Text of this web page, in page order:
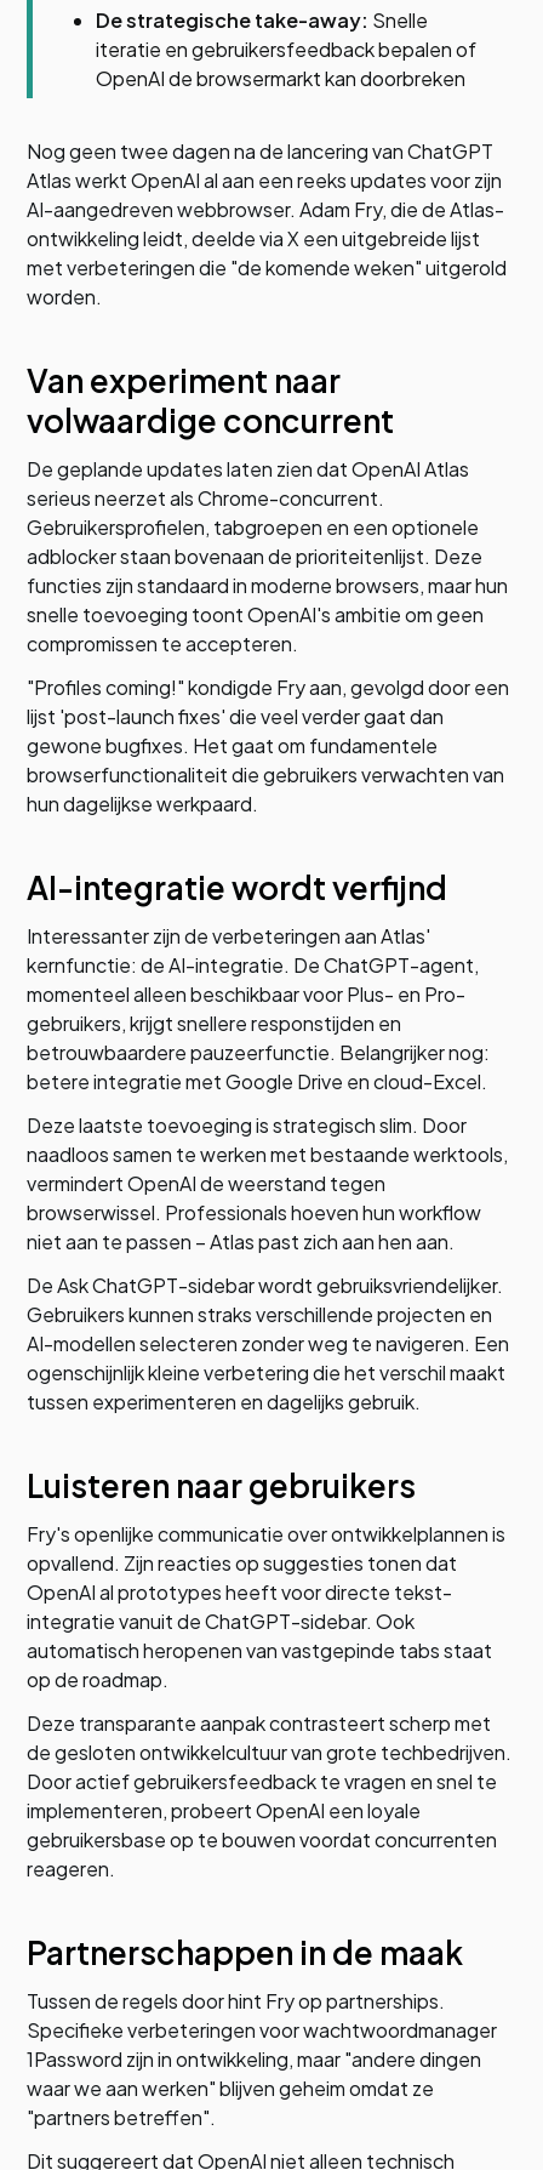
De strategische take-away: Snelle
iteratie en gebruikersfeedback bepalen of
OpenAI de browsermarkt kan doorbreken
Nog geen twee dagen na de lancering van ChatGPT
Atlas werkt OpenAI al aan een reeks updates voor zijn
AI-aangedreven webbrowser. Adam Fry, die de Atlas-
ontwikkeling leidt, deelde via X een uitgebreide lijst
met verbeteringen die "de komende weken" uitgerold
worden.
Van experiment naar
volwaardige concurrent
De geplande updates laten zien dat OpenAI Atlas
serieus neerzet als Chrome-concurrent.
Gebruikersprofielen, tabgroepen en een optionele
adblocker staan bovenaan de prioriteitenlijst. Deze
functies zijn standaard in moderne browsers, maar hun
snelle toevoeging toont OpenAI's ambitie om geen
compromissen te accepteren.
"Profiles coming!" kondigde Fry aan, gevolgd door een
lijst 'post-launch fixes' die veel verder gaat dan
gewone bugfixes. Het gaat om fundamentele
browserfunctionaliteit die gebruikers verwachten van
hun dagelijkse werkpaard.
AI-integratie wordt verfijnd
Interessanter zijn de verbeteringen aan Atlas'
kernfunctie: de AI-integratie. De ChatGPT-agent,
momenteel alleen beschikbaar voor Plus- en Pro-
gebruikers, krijgt snellere responstijden en
betrouwbaardere pauzeerfunctie. Belangrijker nog:
betere integratie met Google Drive en cloud-Excel.
Deze laatste toevoeging is strategisch slim. Door
naadloos samen te werken met bestaande werktools,
vermindert OpenAI de weerstand tegen
browserwissel. Professionals hoeven hun workflow
niet aan te passen – Atlas past zich aan hen aan.
De Ask ChatGPT-sidebar wordt gebruiksvriendelijker.
Gebruikers kunnen straks verschillende projecten en
AI-modellen selecteren zonder weg te navigeren. Een
ogenschijnlijk kleine verbetering die het verschil maakt
tussen experimenteren en dagelijks gebruik.
Luisteren naar gebruikers
Fry's openlijke communicatie over ontwikkelplannen is
opvallend. Zijn reacties op suggesties tonen dat
OpenAI al prototypes heeft voor directe tekst-
integratie vanuit de ChatGPT-sidebar. Ook
automatisch heropenen van vastgepinde tabs staat
op de roadmap.
Deze transparante aanpak contrasteert scherp met
de gesloten ontwikkelcultuur van grote techbedrijven.
Door actief gebruikersfeedback te vragen en snel te
implementeren, probeert OpenAI een loyale
gebruikersbase op te bouwen voordat concurrenten
reageren.
Partnerschappen in de maak
Tussen de regels door hint Fry op partnerships.
Specifieke verbeteringen voor wachtwoordmanager
1Password zijn in ontwikkeling, maar "andere dingen
waar we aan werken" blijven geheim omdat ze
"partners betreffen".
Dit suggereert dat OpenAI niet alleen technisch